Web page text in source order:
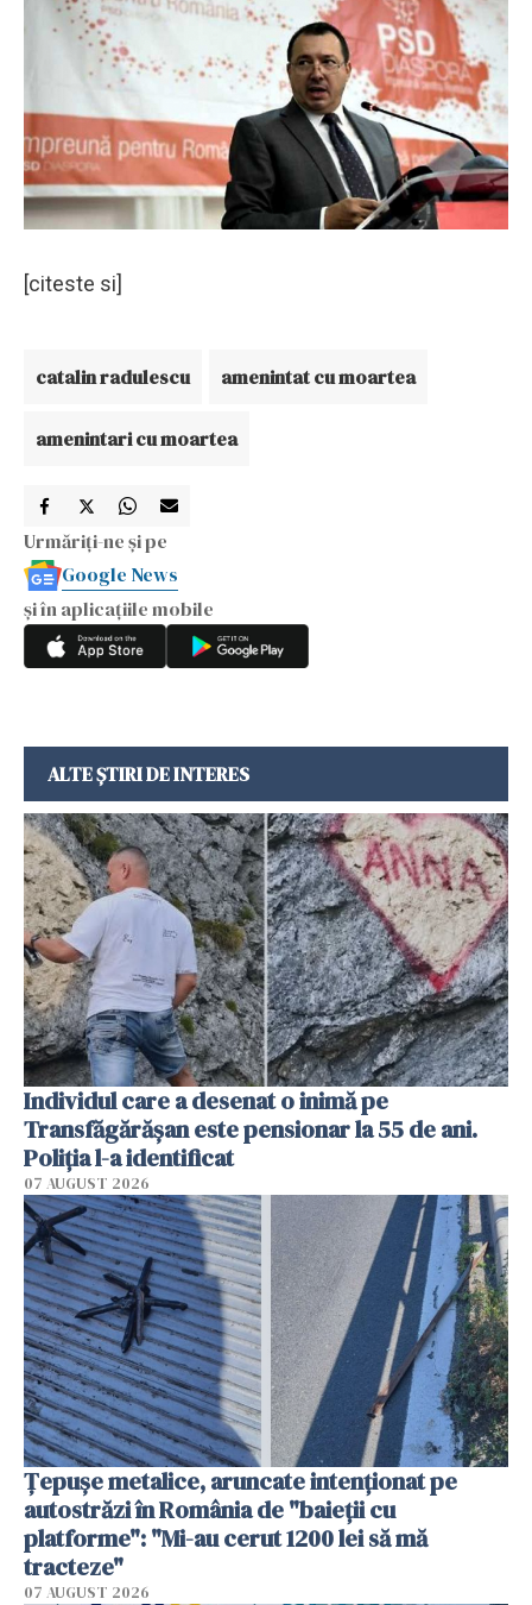
[citeste si]
catalin radulescu amenintat cu moartea
amenintari cu moartea
Urmăriți-ne și pe
Google News
și în aplicațiile mobile
ALTE ȘTIRI DE INTERES
Individul care a desenat o inimă pe
Transfăgărășan este pensionar la 55 de ani.
Poliția l-a identificat
07 AUGUST 2026
Țepușe metalice, aruncate intenționat pe
autostrăzi în România de "baieții cu
platforme": "Mi-au cerut 1200 lei să mă
tracteze"
07 AUGUST 2026